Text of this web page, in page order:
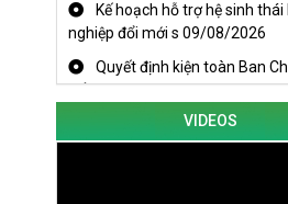
Kế hoạch hỗ trợ hệ sinh thái
nghiệp đổi mới s 09/08/2026
Quyết định kiện toàn Ban
Tổ giúp việc B09/08/2026
VIDEOS
KHAI MẠC TECHFEST 2024
TRAILER TECHFEST
OK1